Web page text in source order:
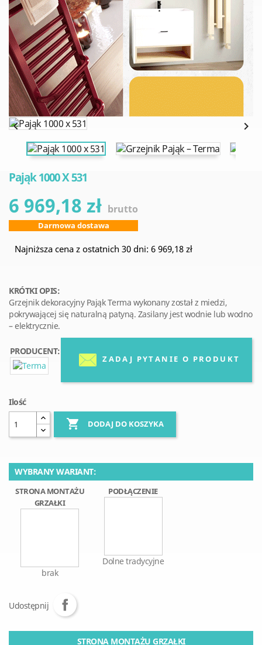
 
Pająk 1000 X 531
6 969,18 zł brutto
Darmowa dostawa
Najniższa cena z ostatnich 30 dni: 6 969,18 zł
KRÓTKI OPIS:
Grzejnik dekoracyjny Pająk Terma wykonany został z miedzi,
pokrywającej się naturalną patyną. Zasilany jest wodnie lub wodno
– elektrycznie.
PRODUCENT:
ZADAJ PYTANIE O PRODUKT
Ilość
 DODAJ DO KOSZYKA
WYBRANY WARIANT:
STRONA MONTAŻU
GRZAŁKI
brak
PODŁĄCZENIE
Dolne tradycyjne
Udostępnij
STRONA MONTAŻU GRZAŁKI